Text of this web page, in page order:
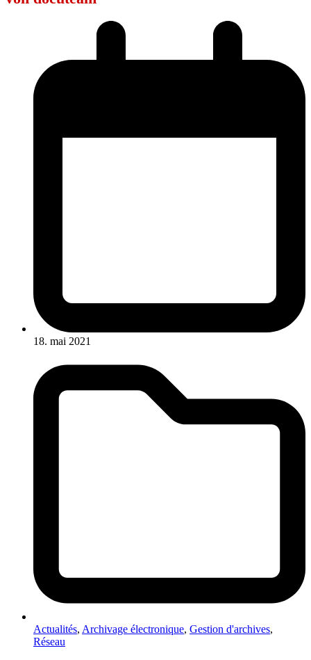
18. mai 2021
Actualités, Archivage électronique, Gestion d'archives,
Réseau